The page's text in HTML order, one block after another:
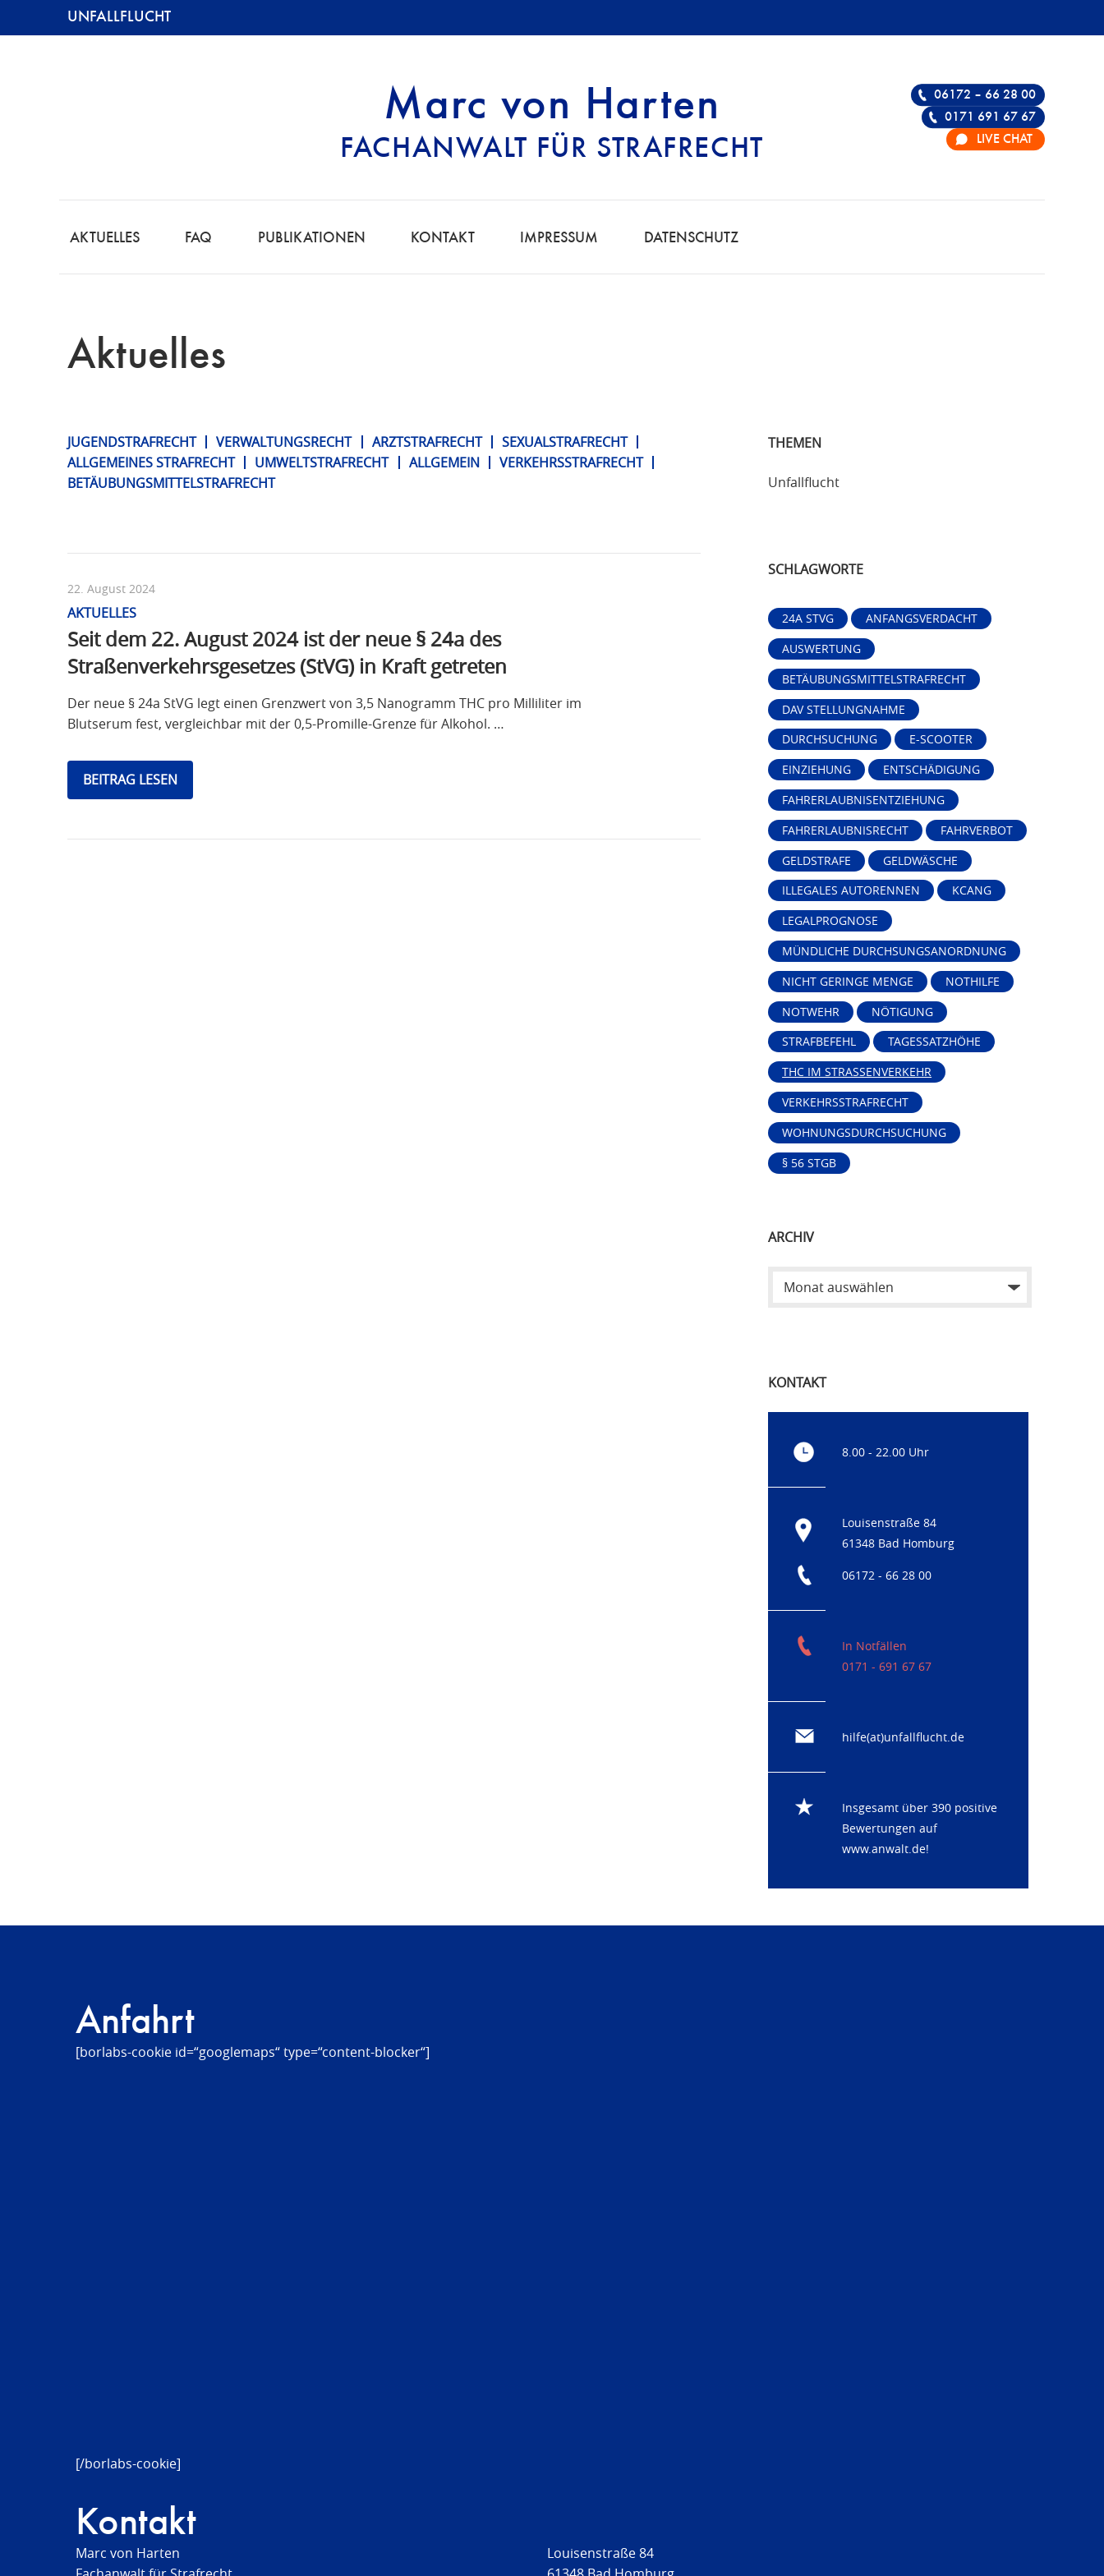
UNFALLFLUCHT
Marc von Harten
FACHANWALT FÜR STRAFRECHT
UNFALLFLUCHT | FACHANWALT FÜR STRAFRECHT –
AKTUELLES FAQ PUBLIKATIONEN KONTAKT IMPRESSUM DATENSCHUTZ
06172 – 66 28 00
0171 691 67 67
LIVE CHAT
Aktuelles
JUGENDSTRAFRECHT VERWALTUNGSRECHT ARZTSTRAFRECHT
SEXUALSTRAFRECHT
ALLGEMEINES STRAFRECHT
UMWELTSTRAFRECHT ALLGEMEIN
VERKEHRSSTRAFRECHT
BETÄUBUNGSMITTELSTRAFRECHT
22. August 2024
AKTUELLES
Seit dem 22. August 2024 ist der neue § 24a des
Straßenverkehrsgesetzes (StVG) in Kraft getreten
Der neue § 24a StVG legt einen Grenzwert von 3,5 Nanogramm THC pro Milliliter im
Blutserum fest, vergleichbar mit der 0,5-Promille-Grenze für Alkohol. …
BEITRAG LESEN
THEMEN
Unfallflucht
SCHLAGWORTE
24A STVG
ANFANGSVERDACHT
AUSWERTUNG
BETÄUBUNGSMITTELSTRAFRECHT
DAV STELLUNGNAHME
DURCHSUCHUNG
E-SCOOTER
EINZIEHUNG
ENTSCHÄDIGUNG
FAHRERLAUBNISENTZIEHUNG
FAHRERLAUBNISRECHT
FAHRVERBOT
GELDSTRAFE
GELDWÄSCHE
ILLEGALES AUTORENNEN
KCANG
LEGALPROGNOSE
MÜNDLICHE DURCHSUNGSANORDNUNG
NICHT GERINGE MENGE
NOTHILFE
NOTWEHR
NÖTIGUNG
STRAFBEFEHL
TAGESSATZHÖHE
THC IM STRASSENVERKEHR
VERKEHRSSTRAFRECHT
WOHNUNGSDURCHSUCHUNG
§ 56 STGB
ARCHIV
KONTAKT
8.00 - 22.00 Uhr
Louisenstraße 84
61348 Bad Homburg
06172 - 66 28 00
In Notfällen
0171 - 691 67 67
hilfe(at)unfallflucht.de
Insgesamt über 390 positive
Bewertungen auf
www.anwalt.de!
Anfahrt
[borlabs-cookie id=“googlemaps“ type=“content-blocker“]
[/borlabs-cookie]
Kontakt
Marc von Harten
Louisenstraße 84